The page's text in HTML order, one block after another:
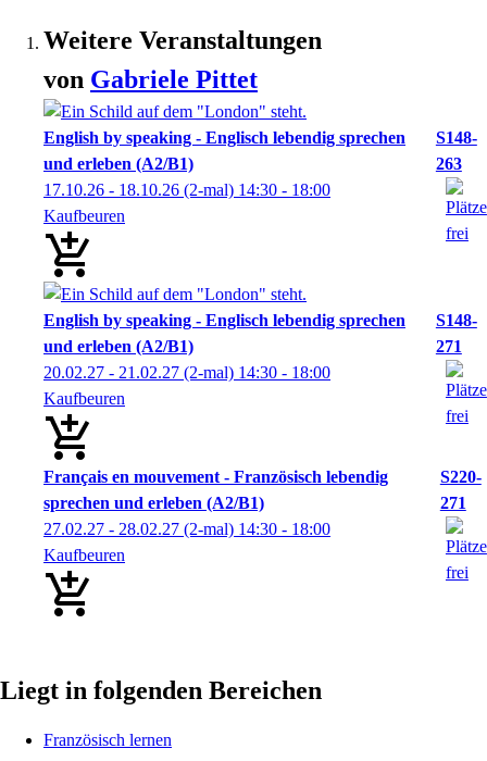
Weitere Veranstaltungen
von Gabriele Pittet
English by speaking - Englisch lebendig sprechen
und erleben (A2/B1)
S148-
263
17.10.26 - 18.10.26 (2-mal) 14:30 - 18:00
Kaufbeuren
English by speaking - Englisch lebendig sprechen
und erleben (A2/B1)
S148-
271
20.02.27 - 21.02.27 (2-mal) 14:30 - 18:00
Kaufbeuren
Français en mouvement - Französisch lebendig
sprechen und erleben (A2/B1)
S220-
271
27.02.27 - 28.02.27 (2-mal) 14:30 - 18:00
Kaufbeuren
Liegt in folgenden Bereichen
Französisch lernen